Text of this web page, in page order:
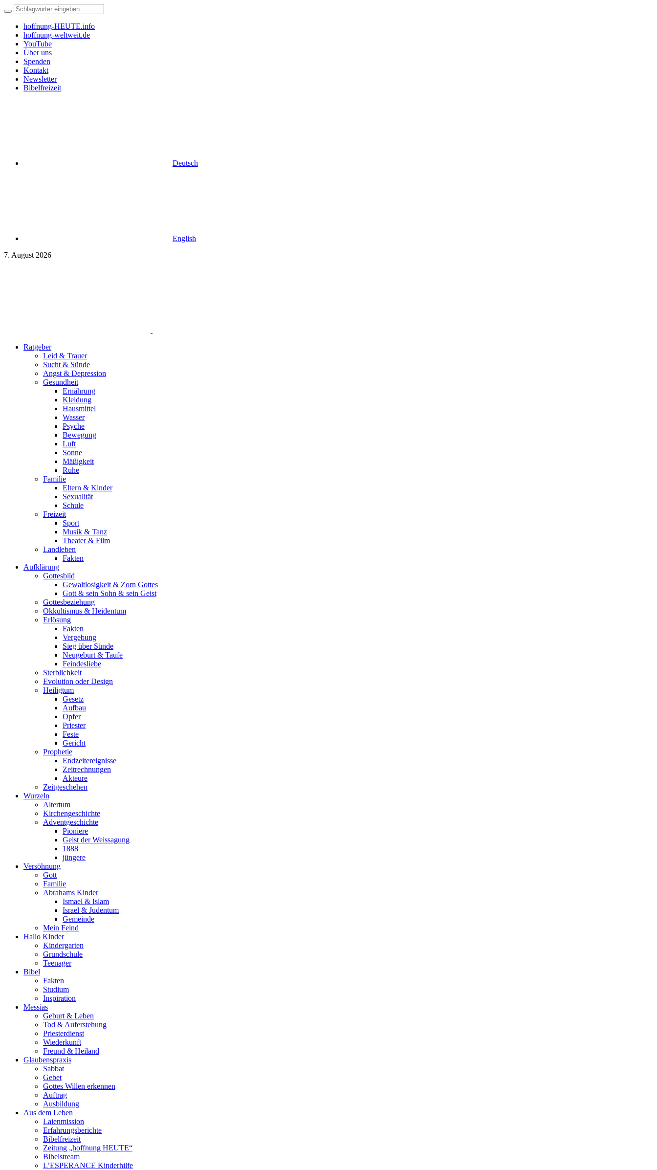
hoffnung-HEUTE.info
hoffnung-weltweit.de
YouTube
Über uns
Spenden
Kontakt
Newsletter
Bibelfreizeit
Deutsch
English
7. August 2026
Ratgeber
Leid & Trauer
Sucht & Sünde
Angst & Depression
Gesundheit
Ernährung
Kleidung
Hausmittel
Wasser
Psyche
Bewegung
Luft
Sonne
Mäßigkeit
Ruhe
Familie
Eltern & Kinder
Sexualität
Schule
Freizeit
Sport
Musik & Tanz
Theater & Film
Landleben
Fakten
Aufklärung
Gottesbild
Gewaltlosigkeit & Zorn Gottes
Gott & sein Sohn & sein Geist
Gottesbeziehung
Okkultismus & Heidentum
Erlösung
Fakten
Vergebung
Sieg über Sünde
Neugeburt & Taufe
Feindesliebe
Sterblichkeit
Evolution oder Design
Heiligtum
Gesetz
Aufbau
Opfer
Priester
Feste
Gericht
Prophetie
Endzeitereignisse
Zeitrechnungen
Akteure
Zeitgeschehen
Wurzeln
Altertum
Kirchengeschichte
Adventgeschichte
Pioniere
Geist der Weissagung
1888
jüngere
Versöhnung
Gott
Familie
Abrahams Kinder
Ismael & Islam
Israel & Judentum
Gemeinde
Mein Feind
Hallo Kinder
Kindergarten
Grundschule
Teenager
Bibel
Fakten
Studium
Inspiration
Messias
Geburt & Leben
Tod & Auferstehung
Priesterdienst
Wiederkunft
Freund & Heiland
Glaubenspraxis
Sabbat
Gebet
Gottes Willen erkennen
Auftrag
Ausbildung
Aus dem Leben
Laienmission
Erfahrungsberichte
Bibelfreizeit
Zeitung „hoffnung HEUTE“
Bibelstream
L’ESPERANCE Kinderhilfe